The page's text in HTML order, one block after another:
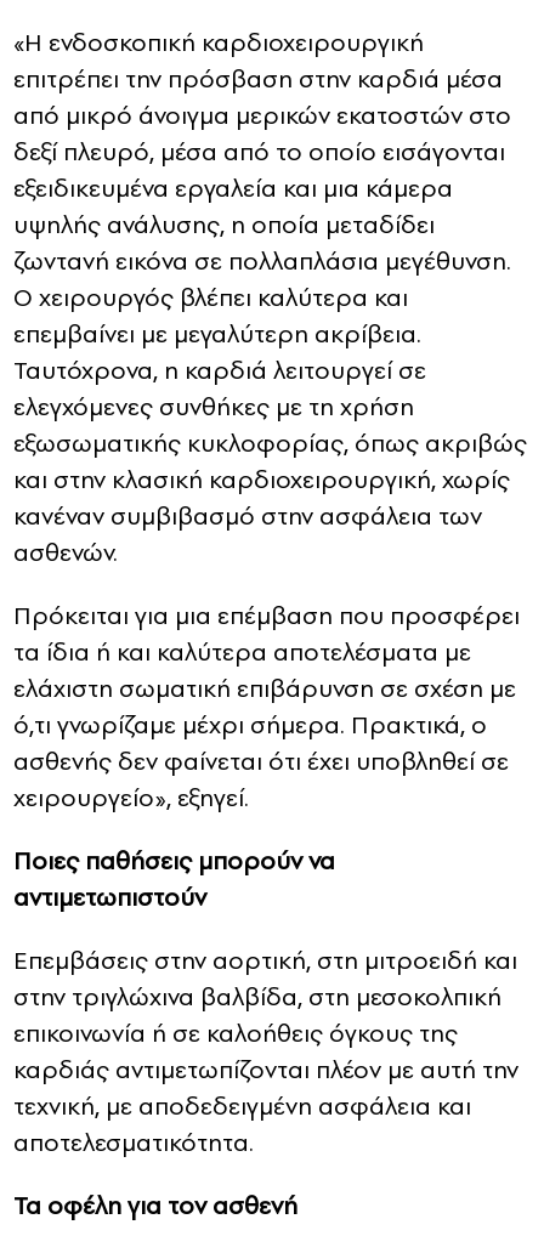
«Η ενδοσκοπική καρδιοχειρουργική
επιτρέπει την πρόσβαση στην καρδιά μέσα
από μικρό άνοιγμα μερικών εκατοστών στο
δεξί πλευρό, μέσα από το οποίο εισάγονται
εξειδικευμένα εργαλεία και μια κάμερα
υψηλής ανάλυσης, η οποία μεταδίδει
ζωντανή εικόνα σε πολλαπλάσια μεγέθυνση.
Ο χειρουργός βλέπει καλύτερα και
επεμβαίνει με μεγαλύτερη ακρίβεια.
Ταυτόχρονα, η καρδιά λειτουργεί σε
ελεγχόμενες συνθήκες με τη χρήση
εξωσωματικής κυκλοφορίας, όπως ακριβώς
και στην κλασική καρδιοχειρουργική, χωρίς
κανέναν συμβιβασμό στην ασφάλεια των
ασθενών.
Πρόκειται για μια επέμβαση που προσφέρει
τα ίδια ή και καλύτερα αποτελέσματα με
ελάχιστη σωματική επιβάρυνση σε σχέση με
ό,τι γνωρίζαμε μέχρι σήμερα. Πρακτικά, ο
ασθενής δεν φαίνεται ότι έχει υποβληθεί σε
χειρουργείο», εξηγεί.
Ποιες παθήσεις μπορούν να
αντιμετωπιστούν
Επεμβάσεις στην αορτική, στη μιτροειδή και
στην τριγλώχινα βαλβίδα, στη μεσοκολπική
επικοινωνία ή σε καλοήθεις όγκους της
καρδιάς αντιμετωπίζονται πλέον με αυτή την
τεχνική, με αποδεδειγμένη ασφάλεια και
αποτελεσματικότητα.
Τα οφέλη για τον ασθενή